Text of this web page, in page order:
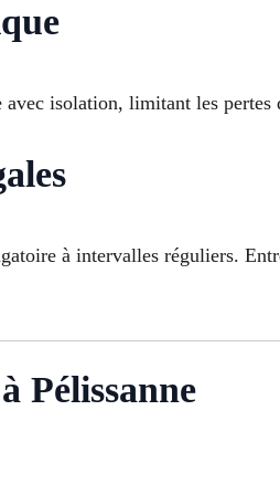
isolation, limitant les
à intervalles réguliers.
Pélissanne